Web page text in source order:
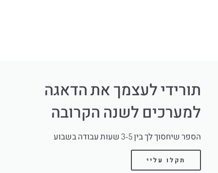
תורידי לעצמך את הדאגה
למערכים לשנה הקרובה
הספר שיחסוך לך בין 3-5 שעות עבודה בשבוע
תקלו עליי